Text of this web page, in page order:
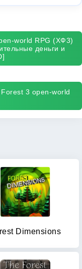
world RPG (ХФ3)
деньги и
3 open-world
Dimensions